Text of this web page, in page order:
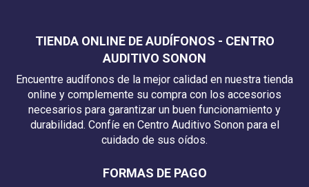
TIENDA ONLINE DE AUDÍFONOS - CENTRO
AUDITIVO SONON
Encuentre audífonos de la mejor calidad en nuestra tienda
online y complemente su compra con los accesorios
necesarios para garantizar un buen funcionamiento y
durabilidad. Confíe en Centro Auditivo Sonon para el
cuidado de sus oídos.
FORMAS DE PAGO